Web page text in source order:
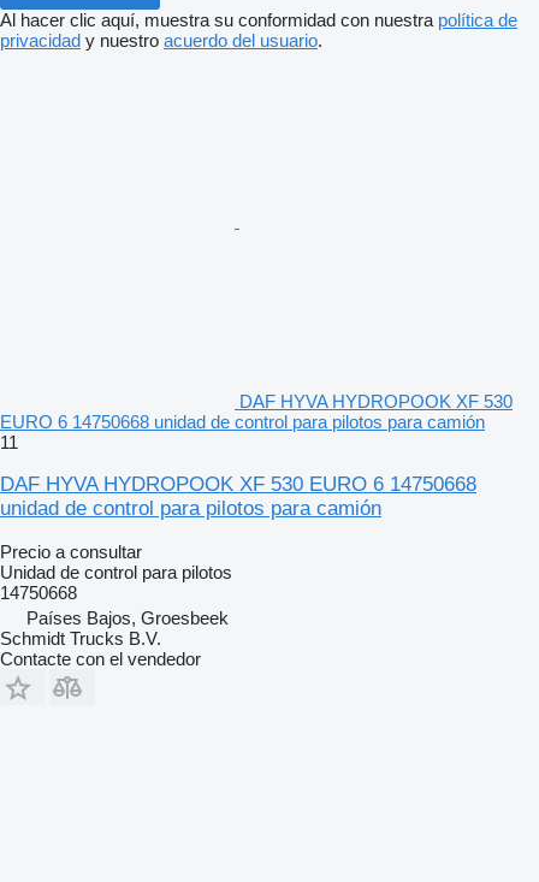
Al hacer clic aquí, muestra su conformidad con nuestra política de
privacidad y nuestro acuerdo del usuario.
DAF HYVA HYDROPOOK XF 530
EURO 6 14750668 unidad de control para pilotos para camión
11
DAF HYVA HYDROPOOK XF 530 EURO 6 14750668
unidad de control para pilotos para camión
Precio a consultar
Unidad de control para pilotos
14750668
Países Bajos, Groesbeek
Schmidt Trucks B.V.
Contacte con el vendedor